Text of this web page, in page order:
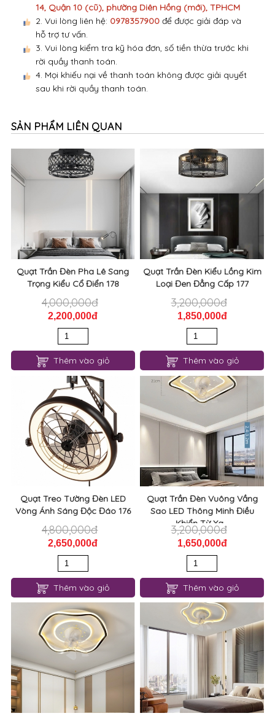
14, Quận 10 (cũ), phường Diên Hồng (mới), TPHCM
2. Vui lòng liên hệ: 0978357900để được giải đáp và
hỗ trợ tư vấn.
3. Vui lòng kiểm tra kỹ hóa đơn, số tiền thừa trước khi
rời quầy thanh toán.
4. Mọi khiếu nại về thanh toán không được giải quyết
sau khi rời quầy thanh toán.
SẢN PHẨM LIÊN QUAN
Quạt Trần Đèn Pha Lê Sang
Trọng Kiểu Cổ Điển 178
4,000,000đ
2,200,000đ
Thêm vào giỏ
Quạt Trần Đèn Kiểu Lồng Kim
Loại Đen Đẳng Cấp 177
3,200,000đ
1,850,000đ
Thêm vào giỏ
Quạt Treo Tường Đèn LED
Vòng Ánh Sáng Độc Đáo 176
4,800,000đ
2,650,000đ
Thêm vào giỏ
Quạt Trần Đèn Vuông Vầng
Sao LED Thông Minh Điều
Khiển Từ Xa...
3,200,000đ
1,650,000đ
Thêm vào giỏ